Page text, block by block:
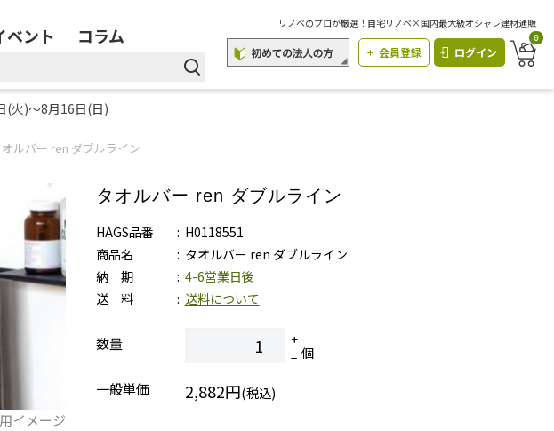
ベント コラム
リノベのプロが厳選！自宅リノベ×国内最大級オシャレ建材通販
会員登録 ログイン
0
(火)～8月16日(日)
ルバー ren ダブルライン
イメージ
タオルバー ren ダブルライン
HAGS品番
H0118551
商品名
タオルバー ren ダブルライン
納 期
4-6営業日後
送 料
送料について
数量
個
一般単価
2,882円(税込)